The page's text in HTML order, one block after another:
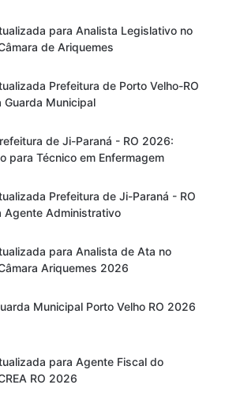
para Analista Legislativo no
de Ariquemes
Prefeitura de Porto Velho-RO
Guarda Municipal
de Ji-Paraná - RO 2026:
para Técnico em Enfermagem
Prefeitura de Ji-Paraná - RO
Agente Administrativo
para Analista de Ata no
Ariquemes 2026
Municipal Porto Velho RO 2026
para Agente Fiscal do
RO 2026